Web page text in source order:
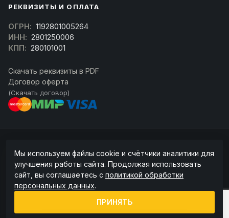
РЕКВИЗИТЫ И ОПЛАТА
ОГРН: 1192801005264
ИНН: 2801250006
КПП: 280101001
Скачать реквизиты в PDF
Договор оферта
(Скачать договор)
ссылка на источник обязательна.
Информация на сайте не является публичной офертой (ст. 437 ГК РФ).
Точную стоимость и наличие уточняйте у менеджера.
Политика конфиденциальности
Пользовательское соглашение
Мы используем файлы cookie и счётчики аналитики для
улучшения работы сайта. Продолжая использовать
сайт, вы соглашаетесь с политикой обработки
персональных данных.
ПРИНЯТЬ